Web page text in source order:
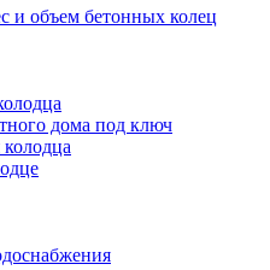
и объем бетонных колец
дома под ключ